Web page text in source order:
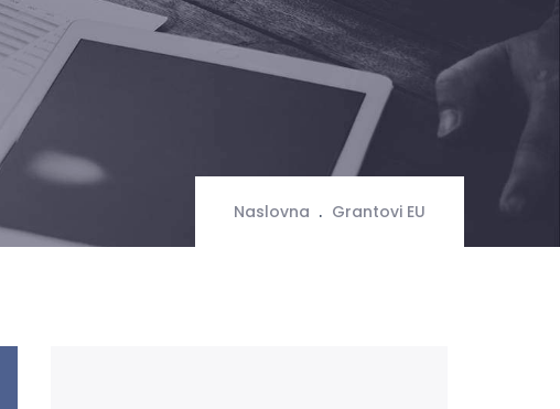
Naslovna Grantovi EU